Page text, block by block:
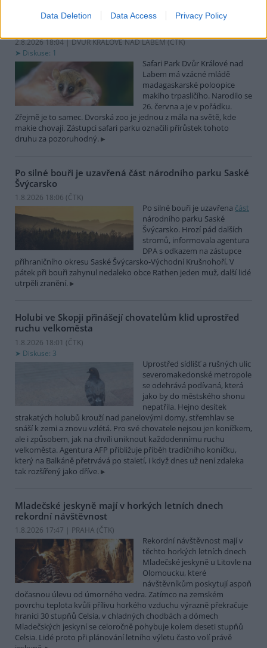
Data Deletion Data Access Privacy Policy
Safari Park Dvůr Králové nad Labem má vzácné mládě
2.8.2026 18:04 | DVŮR KRÁLOVÉ NAD LABEM (ČTK)
Diskuse: 1
Safari Park Dvůr Králové nad
Labem má vzácné mládě
madagaskarské poloopice
makiho trpasličího. Narodilo se
26. června a je v pořádku.
Zřejmě je to samec. Dvorská zoo je jednou z mála na světě, kde
makie chovají. Zástupci safari parku označili přírůstek tohoto
druhu za pozoruhodný.
Po silné bouři je uzavřená část národního parku Saské
Švýcarsko
1.8.2026 18:06 (ČTK)
Po silné bouři je uzavřena část
národního parku Saské
Švýcarsko. Hrozí pád dalších
stromů, informovala agentura
DPA s odkazem na zástupce
příhraničního okresu Saské Švýcarsko-Východní Krušnohoří. V
pátek při bouři zahynul nedaleko obce Rathen jeden muž, další lidé
utrpěli zranění.
Holubi ve Skopji přinášejí chovatelům klid uprostřed
ruchu velkoměsta
1.8.2026 18:01 (ČTK)
Diskuse: 3
Uprostřed sídlišť a rušných ulic
severomakedonské metropole
se odehrává podívaná, která
jako by do městského shonu
nepatřila. Hejno desítek
strakatých holubů krouží nad panelovými domy, střemhlav se
snáší k zemi a znovu vzlétá. Pro své chovatele nejsou jen koníčkem,
ale i způsobem, jak na chvíli uniknout každodennímu ruchu
velkoměsta. Agentura AFP přibližuje příběh tradičního koníčku,
který na Balkáně přetrvává po staletí, i když dnes už není zdaleka
tak rozšířený jako dříve.
Mladečské jeskyně mají v horkých letních dnech
rekordní návštěvnost
1.8.2026 17:47 | PRAHA (ČTK)
Rekordní návštěvnost mají v
těchto horkých letních dnech
Mladečské jeskyně u Litovle na
Olomoucku, které
návštěvníkům poskytují aspoň
dočasnou úlevu od úmorného vedra. Zatímco na zemském
povrchu teplota kvůli přílivu horkého vzduchu výrazně překračuje
hranici 30 stupňů Celsia, v chladných chodbách a dómech
Mladečských jeskyní se celoročně pohybuje kolem deseti stupňů
Celsia. Lidé proto při plánování letního výletu často volí právě